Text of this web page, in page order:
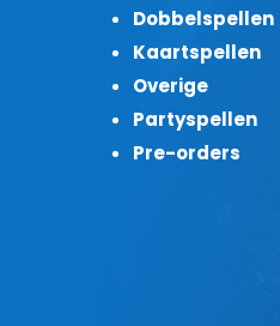
Dobbelspellen
Kaartspellen
Overige
Partyspellen
Pre-orders